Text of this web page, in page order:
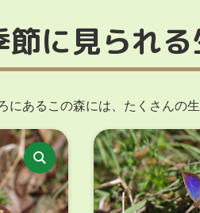
節に見られ
にあるこの森には、たくさん